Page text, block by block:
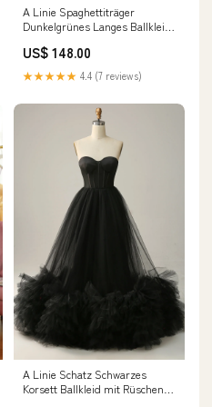
A Linie Spaghettiträger
Dunkelgrünes Langes Ballkleid
US$ 148.00
★★★★★ 4.4 (7 reviews)
A Linie Schatz Schwarzes
Korsett Ballkleid mit Rüschen